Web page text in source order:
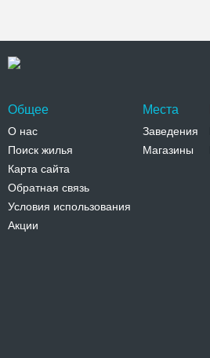
Общее
О нас
Поиск жилья
Карта сайта
Обратная связь
Условия использования
Акции
Места
Заведения
Магазины